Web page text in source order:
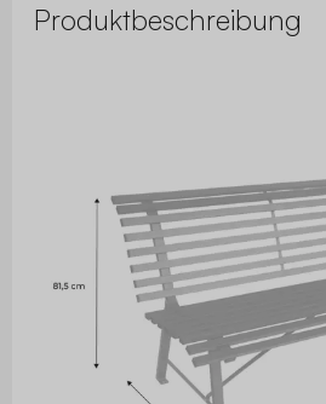
Produktbeschreibung